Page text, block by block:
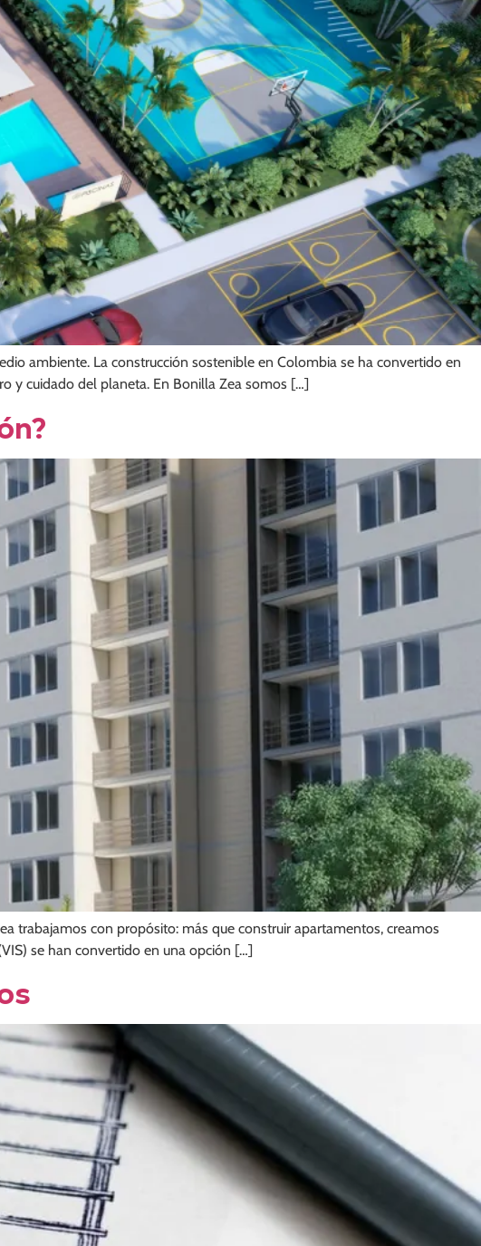
ambiente. La construcción sostenible en Colombia se ha convertido en
y cuidado del planeta. En Bonilla Zea somos […]
trabajamos con propósito: más que construir apartamentos, creamos
se han convertido en una opción […]